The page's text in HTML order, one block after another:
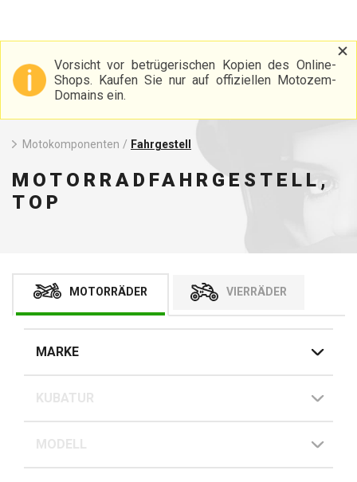
Vorsicht vor betrügerischen Kopien des Online-
Shops. Kaufen Sie nur auf offiziellen Motozem-
Domains ein.
Motokomponenten / Fahrgestell
MOTORRADFAHRGESTELL,
TOP
MOTORRÄDER VIERRÄDER
MARKE
KUBATUR
MODELL